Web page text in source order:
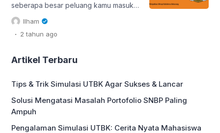
seberapa besar peluang kamu masuk
UNAND? Mengetahui passing grade
UNAND terbaru bisa jadi langkah awal
yang penting! Passing grade ini
kelulusan setiap program studi,
membantu kamu mengukur seberapa
Di artikel ini, kami akan membahas
mulai dari […]
Ilham
. 2 tahun ago
Artikel Terbaru
Tips & Trik Simulasi UTBK Agar Sukses & Lancar
Solusi Mengatasi Masalah Portofolio SNBP Paling
Ampuh
Pengalaman Simulasi UTBK: Cerita Nyata Mahasiswa